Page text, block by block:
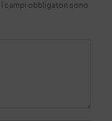
I campi obbligatori sono